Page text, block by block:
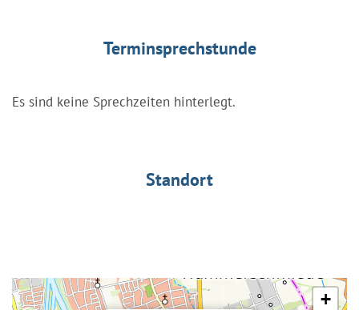
Terminsprechstunde
Es sind keine Sprechzeiten hinterlegt.
Standort
+